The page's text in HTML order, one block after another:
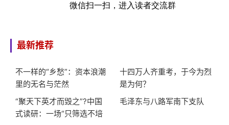
微信扫一扫，进入读者交流群
最新推荐
不一样的“乡愁”：资本浪潮
里的无名与茫然
十四万人齐重考，于今为烈
是为何？
“聚天下英才而毁之”?中国
式读研：一场“只筛选不培
毛泽东与八路军南下支队